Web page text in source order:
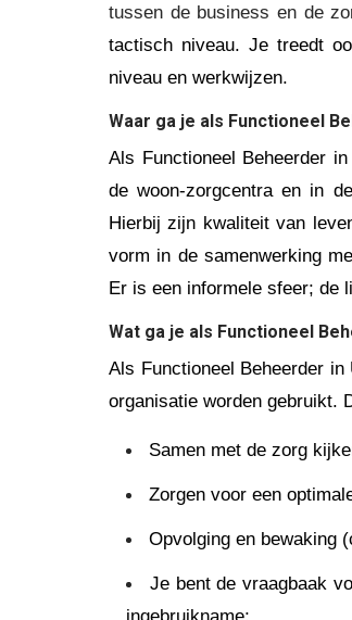
tussen de business en de
tactisch niveau. Je treedt
niveau en werkwijzen.
Waar ga je als Functioneel
Als Functioneel Beheerder
de woon-zorgcentra en in
Hierbij zijn kwaliteit van
vorm in de samenwerking
Er is een informele sfeer; de
Wat ga je als Functioneel
Als Functioneel Beheerder in
organisatie worden gebruikt.
Samen met de zorg
Zorgen voor een
Opvolging en bewaking
Je bent de vraagbaak
ingebruikname;